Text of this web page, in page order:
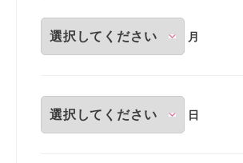
月
日